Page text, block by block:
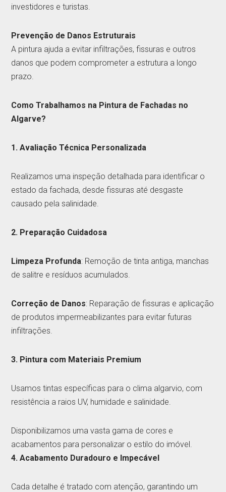
investidores e turistas.
Prevenção de Danos Estruturais
A pintura ajuda a evitar infiltrações, fissuras e outros
danos que podem comprometer a estrutura a longo
prazo.
Como Trabalhamos na Pintura de Fachadas no
Algarve?
1. Avaliação Técnica Personalizada
Realizamos uma inspeção detalhada para identificar o
estado da fachada, desde fissuras até desgaste
causado pela salinidade.
2. Preparação Cuidadosa
Limpeza Profunda: Remoção de tinta antiga, manchas
de salitre e resíduos acumulados.
Correção de Danos: Reparação de fissuras e aplicação
de produtos impermeabilizantes para evitar futuras
infiltrações.
3. Pintura com Materiais Premium
Usamos tintas específicas para o clima algarvio, com
resistência a raios UV, humidade e salinidade.
Disponibilizamos uma vasta gama de cores e
acabamentos para personalizar o estilo do imóvel.
4. Acabamento Duradouro e Impecável
Cada detalhe é tratado com atenção, garantindo um